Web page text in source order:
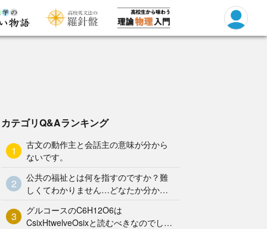
カテゴリQ&Aランキング
1
古文の動作主と会話主の意味が分から
ないです。
2
公共の福祉とは何を指すのですか？難
しくてわかりません…どなたか分かり
3
グルコースのC6H12O6は
CsixHtwelveOsixと読むべきなのでしょ